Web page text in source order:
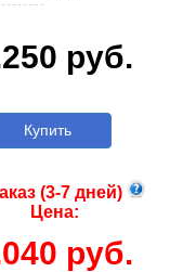
руб.
Купить
(3-7 дней)
Цена:
руб.